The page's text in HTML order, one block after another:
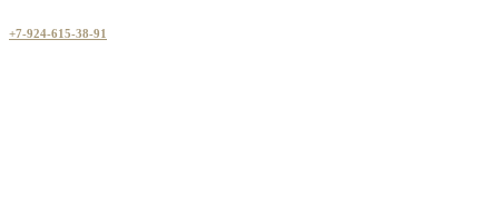
+7-924-615-38-91